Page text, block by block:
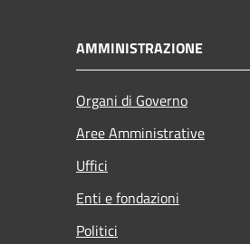
AMMINISTRAZIONE
Organi di Governo
Aree Amministrative
Uffici
Enti e fondazioni
Politici